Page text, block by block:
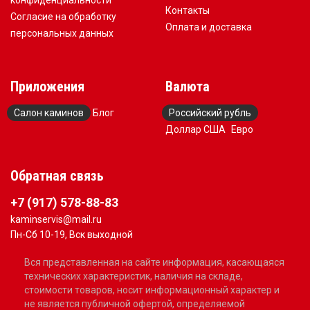
Согласие на обработку
персональных данных
Контакты
Оплата и доставка
Приложения
Салон каминов Блог
Валюта
Российский рубль
Доллар США
Евро
Обратная связь
+7 (917) 578-88-83
kaminservis@mail.ru
Пн-Сб 10-19, Вск выходной
Вся представленная на сайте информация, касающаяся
технических характеристик, наличия на складе,
стоимости товаров, носит информационный характер и
не является публичной офертой, определяемой